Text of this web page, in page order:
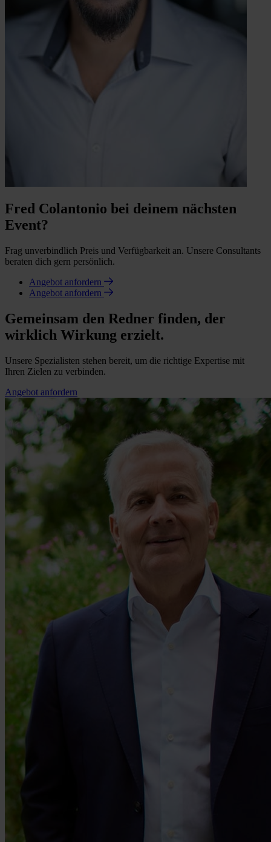
Fred Colantonio bei deinem nächsten
Event?
Frag unverbindlich Preis und Verfügbarkeit an. Unsere Consultants
beraten dich gern persönlich.
Angebot anfordern
Angebot anfordern
Gemeinsam den Redner finden, der
wirklich Wirkung erzielt.
Unsere Spezialisten stehen bereit, um die richtige Expertise mit
Ihren Zielen zu verbinden.
Angebot anfordern